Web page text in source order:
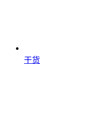
干货